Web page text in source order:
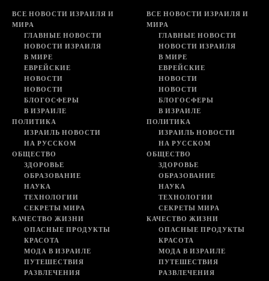
ВСЕ НОВОСТИ ИЗРАИЛЯ И
МИРА
ГЛАВНЫЕ НОВОСТИ
НОВОСТИ ИЗРАИЛЯ
В МИРЕ
ЕВРЕЙСКИЕ
НОВОСТИ
НОВОСТИ
БЛОГОСФЕРЫ
В ИЗРАИЛЕ
ПОЛИТИКА
ИЗРАИЛЬ НОВОСТИ
НА РУССКОМ
ОБЩЕСТВО
ЗДОРОВЬЕ
ОБРАЗОВАНИЕ
НАУКА
ТЕХНОЛОГИИ
СЕКРЕТЫ МИРА
КАЧЕСТВО ЖИЗНИ
ОПАСНЫЕ ПРОДУКТЫ
КРАСОТА
МОДА В ИЗРАИЛЕ
ПУТЕШЕСТВИЯ
РАЗВЛЕЧЕНИЯ
ВСЕ НОВОСТИ ИЗРАИЛЯ И
МИРА
ГЛАВНЫЕ НОВОСТИ
НОВОСТИ ИЗРАИЛЯ
В МИРЕ
ЕВРЕЙСКИЕ
НОВОСТИ
НОВОСТИ
БЛОГОСФЕРЫ
В ИЗРАИЛЕ
ПОЛИТИКА
ИЗРАИЛЬ НОВОСТИ
НА РУССКОМ
ОБЩЕСТВО
ЗДОРОВЬЕ
ОБРАЗОВАНИЕ
НАУКА
ТЕХНОЛОГИИ
СЕКРЕТЫ МИРА
КАЧЕСТВО ЖИЗНИ
ОПАСНЫЕ ПРОДУКТЫ
КРАСОТА
МОДА В ИЗРАИЛЕ
ПУТЕШЕСТВИЯ
РАЗВЛЕЧЕНИЯ